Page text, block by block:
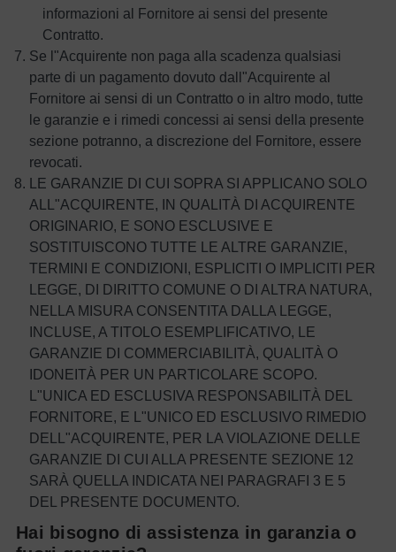
informazioni al Fornitore ai sensi del presente
Contratto.
Se l"Acquirente non paga alla scadenza qualsiasi
parte di un pagamento dovuto dall"Acquirente al
Fornitore ai sensi di un Contratto o in altro modo, tutte
le garanzie e i rimedi concessi ai sensi della presente
sezione potranno, a discrezione del Fornitore, essere
revocati.
LE GARANZIE DI CUI SOPRA SI APPLICANO SOLO
ALL"ACQUIRENTE, IN QUALITÀ DI ACQUIRENTE
ORIGINARIO, E SONO ESCLUSIVE E
SOSTITUISCONO TUTTE LE ALTRE GARANZIE,
TERMINI E CONDIZIONI, ESPLICITI O IMPLICITI PER
LEGGE, DI DIRITTO COMUNE O DI ALTRA NATURA,
NELLA MISURA CONSENTITA DALLA LEGGE,
INCLUSE, A TITOLO ESEMPLIFICATIVO, LE
GARANZIE DI COMMERCIABILITÀ, QUALITÀ O
IDONEITÀ PER UN PARTICOLARE SCOPO.
L"UNICA ED ESCLUSIVA RESPONSABILITÀ DEL
FORNITORE, E L"UNICO ED ESCLUSIVO RIMEDIO
DELL"ACQUIRENTE, PER LA VIOLAZIONE DELLE
GARANZIE DI CUI ALLA PRESENTE SEZIONE 12
SARÀ QUELLA INDICATA NEI PARAGRAFI 3 E 5
DEL PRESENTE DOCUMENTO.
Hai bisogno di assistenza in garanzia o